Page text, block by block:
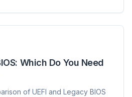
Which Do You Need
of UEFI and Legacy BIOS